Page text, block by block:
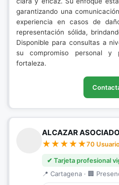
garantizando una
experiencia en casos de
representación sólida,
Disponible para consultas a
su compromiso personal y
fortaleza.
ALCAZAR
70
✔ Tarjeta profesional
📍 Cartagena · 🏢